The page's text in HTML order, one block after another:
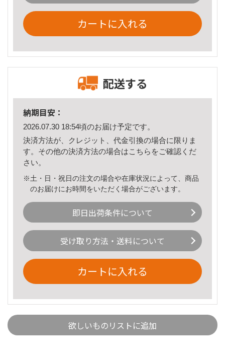
カートに入れる
配送する
納期目安：
2026.07.30 18:54頃のお届け予定です。
決済方法が、クレジット、代金引換の場合に限りま
す。その他の決済方法の場合はこちら をご確認くだ
さい。
※土・日・祝日の注文の場合や在庫状況によって、商品
のお届けにお時間をいただく場合がございます。
即日出荷条件について
受け取り方法・送料について
カートに入れる
欲しいものリストに追加